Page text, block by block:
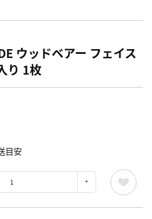
ウッドベアー フェイス
り 1枚
目安